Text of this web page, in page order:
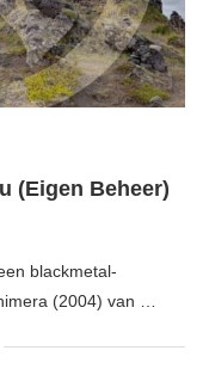
(Eigen Beheer)
blackmetal-
(2004) van …